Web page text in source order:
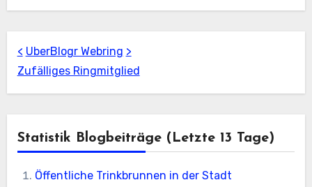
< UberBlogr Webring >
Zufälliges Ringmitglied
Statistik Blogbeiträge (letzte 13 Tage)
Öffentliche Trinkbrunnen in der Stadt